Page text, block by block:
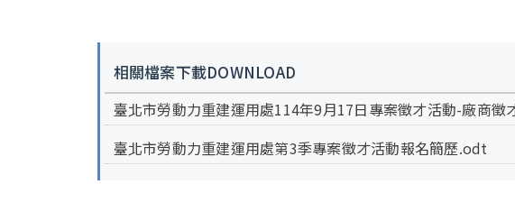
相關檔案下載DOWNLOAD
臺北市勞動力重建運用處114年9月17日專案徵才活動-廠商徵
臺北市勞動力重建運用處第3季專案徵才活動報名簡歷.odt